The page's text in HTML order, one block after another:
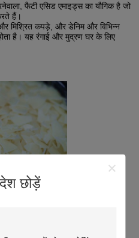
छोड़ें
फैटी एसिड एमाइड्स का यौगिक है जो
हैं।
मिश्रित कपड़े, और डेनिम और विभिन्न
है। यह रंगाई और मुद्रण घर के लिए